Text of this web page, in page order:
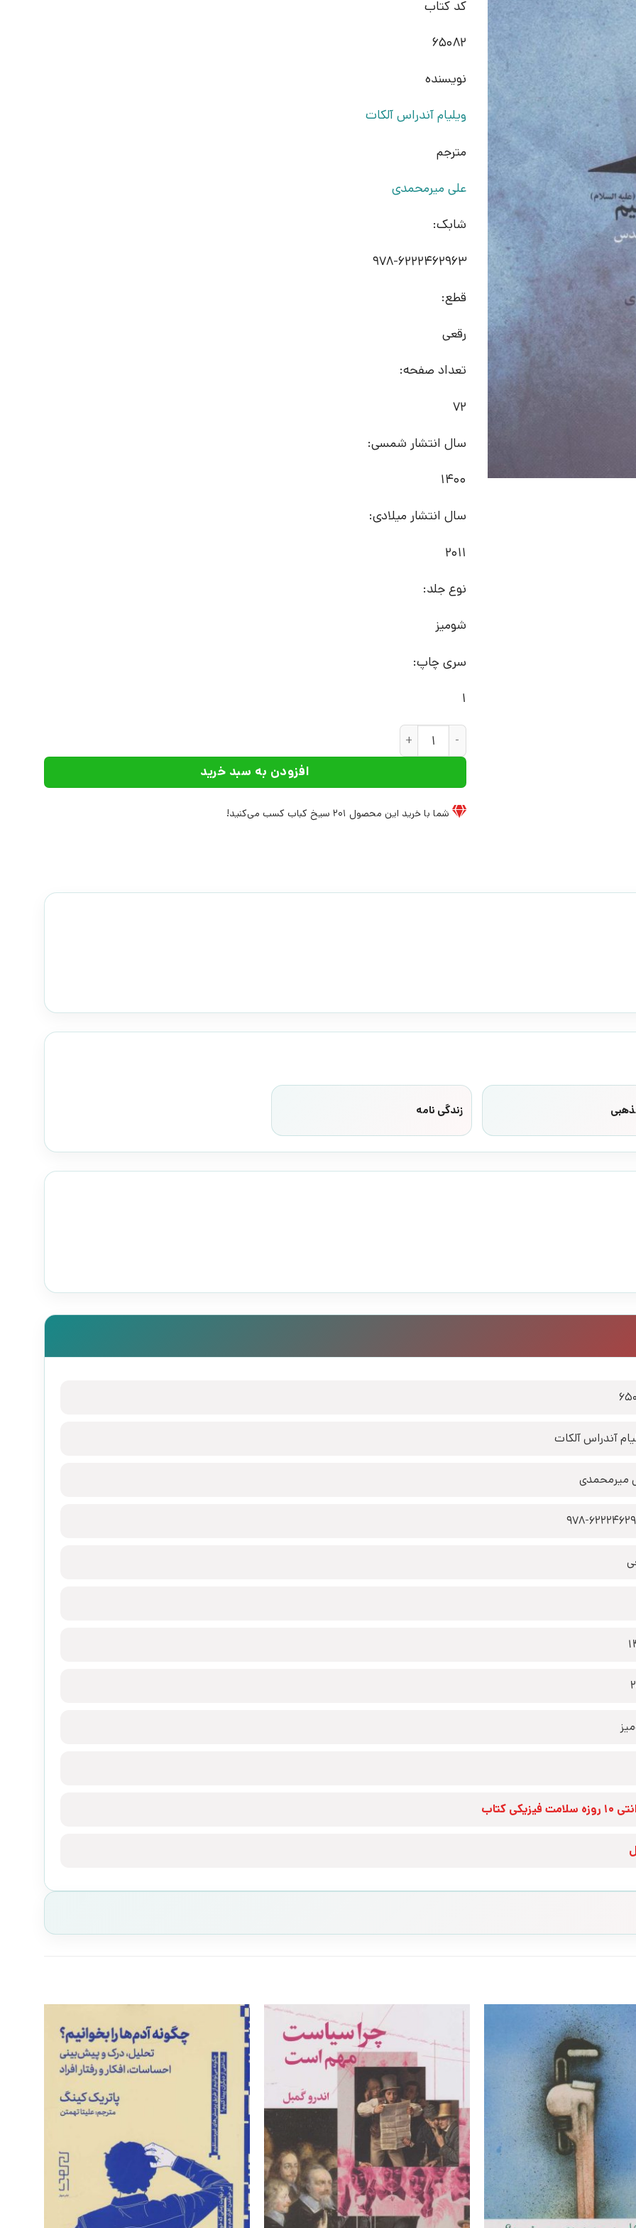
کد کتاب
65082
نویسنده
ویلیام آندراس آلکات
مترجم
علی میرمحمدی
شابک:
978-6222462963
قطع:
رقعی
تعداد صفحه:
72
سال انتشار شمسی:
1400
سال انتشار میلادی:
2011
نوع جلد:
شومیز
سری چاپ:
1
کتاب لوط برادر زاده ی ابراهیم (علیه السلام) | انتشارات علم عدد
افزودن به سبد خرید
شما با خرید این محصول 201 سیخ کباب کسب می‌کنید!
زندگی نامه
آندراس آلکات
میرمحمدی
978-
فیزیکی کتاب